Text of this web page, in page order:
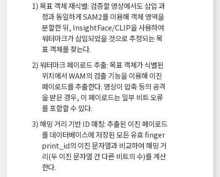
1) 목표 객체 재식별: 검증할 영상에서도 삽입 과
정과 동일하게 SAM2를 이용해 객체 영역을
분할한 뒤, InsightFace/CLIP을 사용하여
워터마크가 삽입되었을 것으로 추정되는 목
표 객체를 찾는다.
2) 워터마크 페이로드 추출: 목표 객체가 식별된
위치에서 WAM의 검출 기능을 이용해 이진
페이로드를 추출한다. 영상이 압축 등의 공격
을 받은 경우, 이 페이로드는 일부 비트 오류
를 포함할 수 있다.
3) 해밍 거리 기반 ID 매칭: 추출된 이진 페이로드
를 데이터베이스에 저장된 모든 유효 finger
print_id의 이진 문자열과 비교하여 해밍 거
리(두 이진 문자열 간 다른 비트의 수)를 계산
한다.